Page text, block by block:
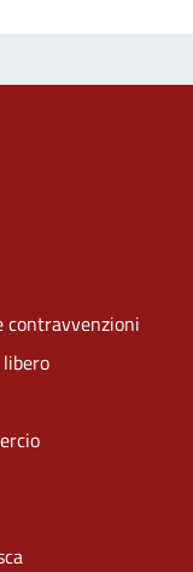
contravvenzioni